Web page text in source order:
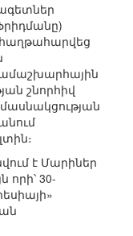
հաղթահարվեց
շնորհիվ
է Մարիներ
որի՝ 30-